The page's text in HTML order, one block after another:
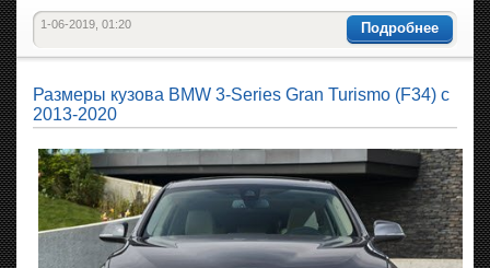
Подробнее
1-06-2019, 01:20
Размеры кузова BMW 3-Series Gran Turismo (F34) с
2013-2020